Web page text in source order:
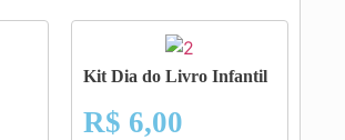
Kit Dia do Livro Infantil
R$ 6,00